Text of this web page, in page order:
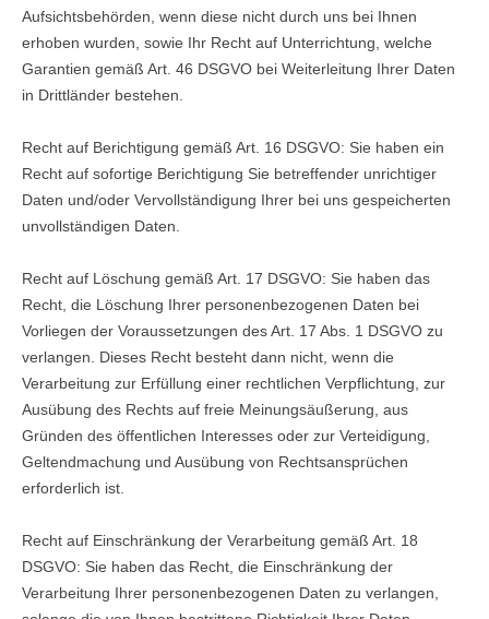
Aufsichtsbehörden, wenn diese nicht durch uns bei Ihnen
erhoben wurden, sowie Ihr Recht auf Unterrichtung, welche
Garantien gemäß Art. 46 DSGVO bei Weiterleitung Ihrer Daten
in Drittländer bestehen.
Recht auf Berichtigung gemäß Art. 16 DSGVO: Sie haben ein
Recht auf sofortige Berichtigung Sie betreffender unrichtiger
Daten und/oder Vervollständigung Ihrer bei uns gespeicherten
unvollständigen Daten.
Recht auf Löschung gemäß Art. 17 DSGVO: Sie haben das
Recht, die Löschung Ihrer personenbezogenen Daten bei
Vorliegen der Voraussetzungen des Art. 17 Abs. 1 DSGVO zu
verlangen. Dieses Recht besteht dann nicht, wenn die
Verarbeitung zur Erfüllung einer rechtlichen Verpflichtung, zur
Ausübung des Rechts auf freie Meinungsäußerung, aus
Gründen des öffentlichen Interesses oder zur Verteidigung,
Geltendmachung und Ausübung von Rechtsansprüchen
erforderlich ist.
Recht auf Einschränkung der Verarbeitung gemäß Art. 18
DSGVO: Sie haben das Recht, die Einschränkung der
Verarbeitung Ihrer personenbezogenen Daten zu verlangen,